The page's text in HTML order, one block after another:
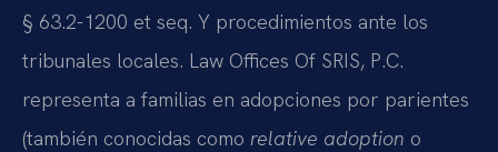
§ 63.2-1200 et seq. Y procedimientos ante los
tribunales locales. Law Offices Of SRIS, P.C.
representa a familias en adopciones por parientes
(también conocidas como relative adoption o